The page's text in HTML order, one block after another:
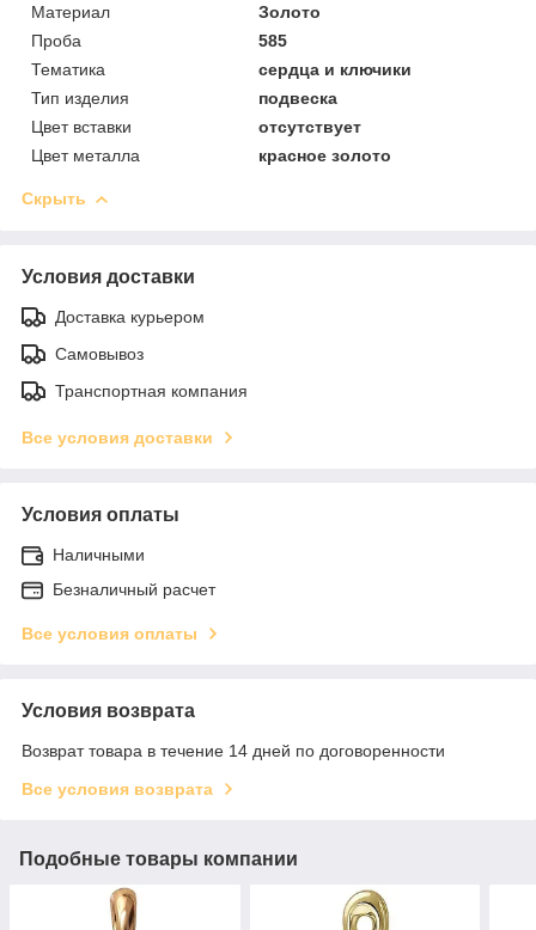
Материал
Золото
Проба
585
Тематика
сердца и ключики
Тип изделия
подвеска
Цвет вставки
отсутствует
Цвет металла
красное золото
Скрыть
Условия доставки
Доставка курьером
Самовывоз
Транспортная компания
Все условия доставки
Условия оплаты
Наличными
Безналичный расчет
Все условия оплаты
Условия возврата
Возврат товара в течение 14 дней по договоренности
Все условия возврата
Подобные товары компании